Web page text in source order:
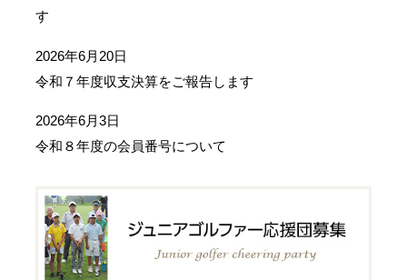
す
2026年6月20日
令和７年度収支決算をご報告します
2026年6月3日
令和８年度の会員番号について